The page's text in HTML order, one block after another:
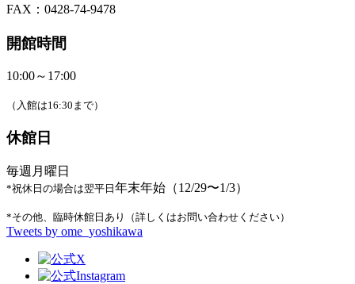
FAX：0428-74-9478
開館時間
10:00～17:00
（入館は16:30まで）
休館日
毎週月曜日
*祝休日の場合は翌平日 年末年始（12/29〜1/3）
*その他、臨時休館日あり（詳しくはお問い合わせください）
Tweets by ome_yoshikawa